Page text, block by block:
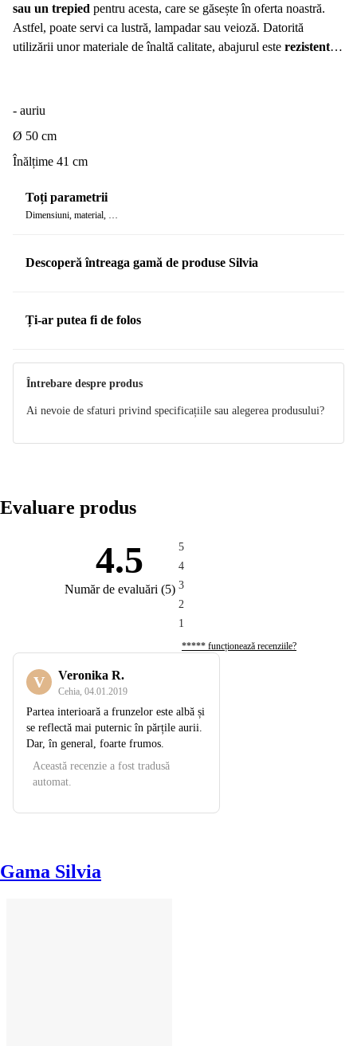
sau un trepied pentru acesta, care se găsește în oferta noastră.
Astfel, poate servi ca lustră, lampadar sau veioză. Datorită
utilizării unor materiale de înaltă calitate, abajurul este rezistent.
- auriu
Ø 50 cm
Înălțime 41 cm
Toți parametrii
Dimensiuni, material, …
Descoperă întreaga gamă de produse Silvia
Ți-ar putea fi de folos
Întrebare despre produs
Ai nevoie de sfaturi privind specificațiile sau alegerea produsului?
Evaluare produs
4.5
Număr de evaluări(5)
5
4
3
2
1
***** funcționează recenziile?
V Veronika R.
Cehia, 04.01.2019
Partea interioară a frunzelor este albă și
se reflectă mai puternic în părțile aurii.
Dar, în general, foarte frumos.
Această recenzie a fost tradusă
automat.
Gama Silvia